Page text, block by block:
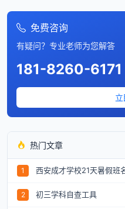
免费咨询
有疑问？专业老师为您解答
181-8260-6171
热门文章
1 西安成才学校21天暑假班
2 初三学科自查工具